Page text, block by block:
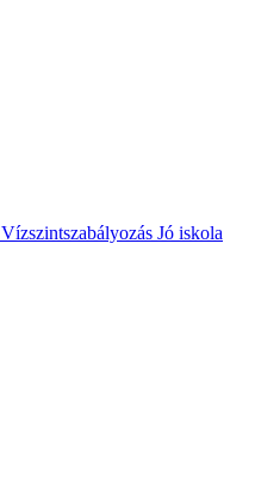
Vízszintszabályozás Jó iskola